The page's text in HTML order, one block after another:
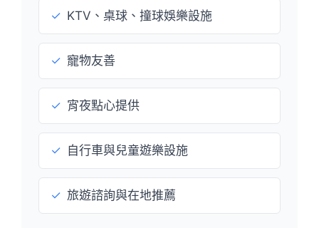
✓ KTV、桌球、撞球娛樂設施
✓ 寵物友善
✓ 宵夜點心提供
✓ 自行車與兒童遊樂設施
✓ 旅遊諮詢與在地推薦